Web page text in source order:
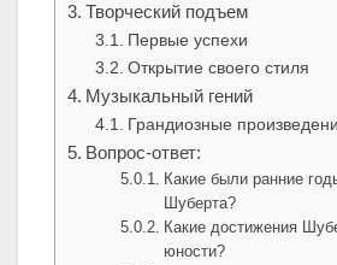
Творческий подъем
Первые успехи
Открытие своего стиля
Музыкальный гений
Грандиозные
Вопрос-ответ:
Какие были ранние
Шуберта?
Какие достижения
юности?